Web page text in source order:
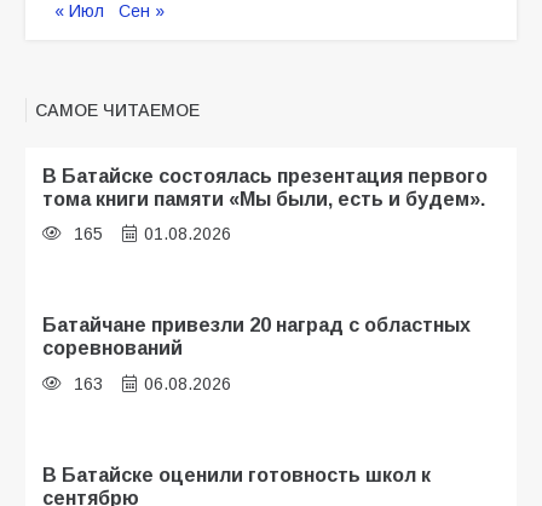
« Июл Сен »
САМОЕ ЧИТАЕМОЕ
В Батайске состоялась презентация первого
тома книги памяти «Мы были, есть и будем».
165 01.08.2026
Батайчане привезли 20 наград с областных
соревнований
163 06.08.2026
В Батайске оценили готовность школ к
сентябрю